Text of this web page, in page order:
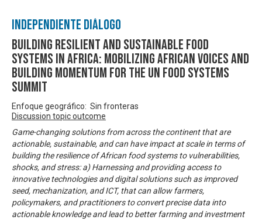
Independiente Diálogo
Building Resilient and Sustainable Food
Systems in Africa: Mobilizing African Voices and
Building Momentum for the UN Food Systems
Summit
Enfoque geográfico: Sin fronteras
Discussion topic outcome
Game-changing solutions from across the continent that are
actionable, sustainable, and can have impact at scale in terms of
building the resilience of African food systems to vulnerabilities,
shocks, and stress: a) Harnessing and providing access to
innovative technologies and digital solutions such as improved
seed, mechanization, and ICT, that can allow farmers,
policymakers, and practitioners to convert precise data into
actionable knowledge and lead to better farming and investment